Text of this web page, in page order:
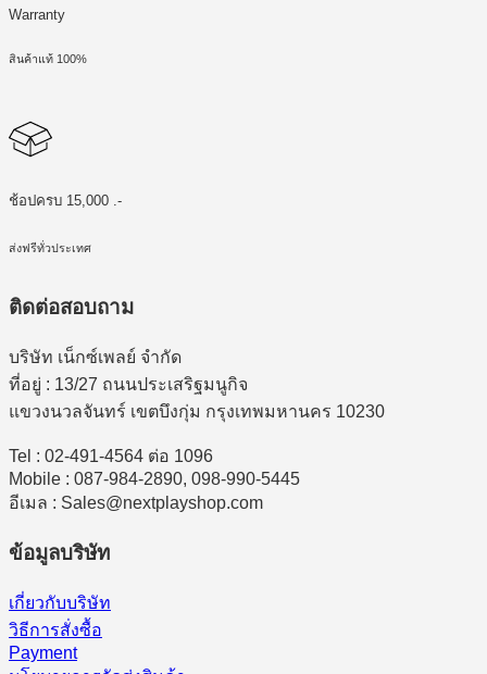
Warranty
สินค้าแท้ 100%
ช้อปครบ 15,000 .-
ส่งฟรีทั่วประเทศ
ติดต่อสอบถาม
บริษัท เน็กซ์เพลย์ จำกัด
ที่อยู่ : 13/27 ถนนประเสริฐมนูกิจ
แขวงนวลจันทร์ เขตบึงกุ่ม กรุงเทพมหานคร 10230
Tel : 02-491-4564 ต่อ 1096
Mobile : 087-984-2890, 098-990-5445
อีเมล : Sales@nextplayshop.com
ข้อมูลบริษัท
เกี่ยวกับบริษัท
วิธีการสั่งซื้อ
Payment